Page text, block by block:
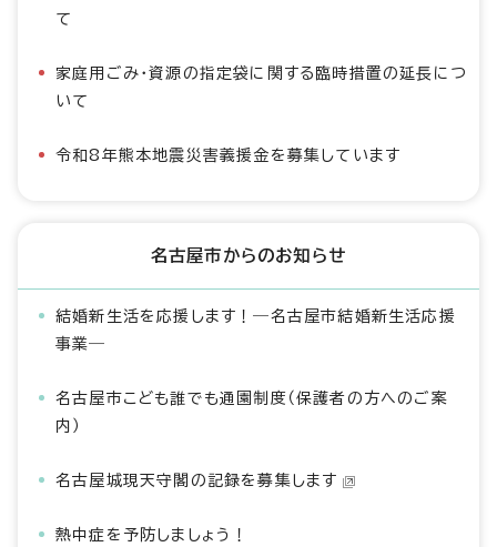
て
家庭用ごみ・資源の指定袋に関する臨時措置の延長につ
いて
令和8年熊本地震災害義援金を募集しています
名古屋市からのお知らせ
結婚新生活を応援します！―名古屋市結婚新生活応援
事業―
名古屋市こども誰でも通園制度（保護者の方へのご案
内）
名古屋城現天守閣の記録を募集します
熱中症を予防しましょう！